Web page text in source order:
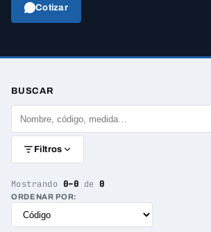
Cotizar
BUSCAR
Filtros
Mostrando 0–0 de0
ORDENAR POR: